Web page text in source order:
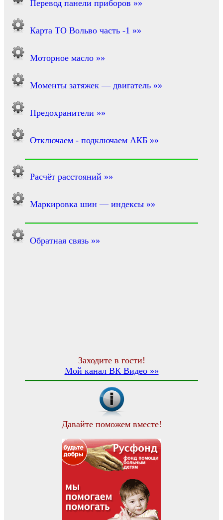
Перевод панели приборов »»
Карта ТО Вольво часть -1 »»
Моторное масло »»
Моменты затяжек — двигатель »»
Предохранители »»
Отключаем - подключаем АКБ »»
Расчёт расстояний »»
Маркировка шин — индексы »»
Обратная связь »»
Заходите в гости!
Мой канал ВК Видео »»
Давайте поможем вместе!